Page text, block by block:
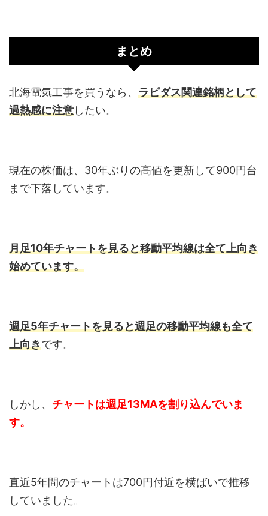
まとめ
北海電気工事を買うなら、 ラピダス関連銘柄として
過熱感に注意したい。
現在の株価は、30年ぶりの高値を更新して900円台
まで下落しています。
月足10年チャートを見ると移動平均線は全て上向き
始めています。
週足5年チャートを見ると週足の移動平均線も全て
上向きです。
しかし、 チャートは週足13MAを割り込んでいま
す。
直近5年間のチャートは700円付近を横ばいで推移
していました。